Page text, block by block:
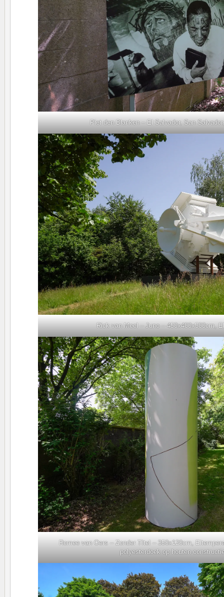
Piet den Blanken – El Salvador, San
Rick van Meel – Juno – 450x400x500cm,
Romee van Oers – Zonder TItel – 350x120cm,
polyesterdoek op houten